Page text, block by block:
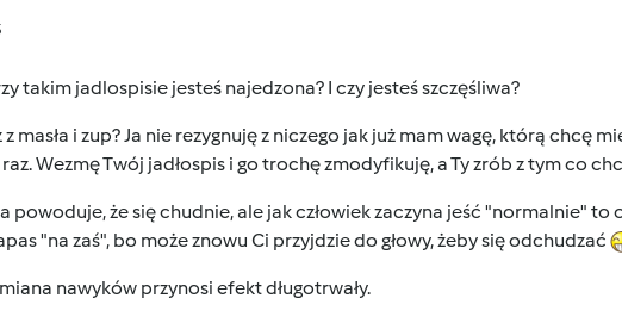
takim jadlospisie jesteś najedzona? I czy jesteś szczęśliwa?
masła i zup? Ja nie rezygnuję z niczego jak już mam wagę, którą chcę
Wezmę Twój jadłospis i go trochę zmodyfikuję, a Ty zrób z tym co
powoduje, że się chudnie, ale jak człowiek zaczyna jeść "normalnie" to
"na zaś", bo może znowu Ci przyjdzie do głowy, żeby się odchudzać
nawyków przynosi efekt długotrwały.